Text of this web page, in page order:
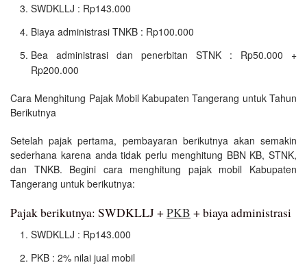
SWDKLLJ : Rp143.000
Biaya administrasi TNKB : Rp100.000
Bea administrasi dan penerbitan STNK : Rp50.000 +
Rp200.000
Cara Menghitung Pajak Mobil Kabupaten Tangerang untuk Tahun
Berikutnya
Setelah pajak pertama, pembayaran berikutnya akan semakin
sederhana karena anda tidak perlu menghitung BBN KB, STNK,
dan TNKB. Begini cara menghitung pajak mobil Kabupaten
Tangerang untuk berikutnya:
Pajak berikutnya: SWDKLLJ +PKB + biaya administrasi
SWDKLLJ : Rp143.000
PKB : 2% nilai jual mobil